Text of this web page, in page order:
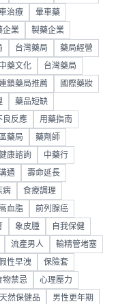
治療 暈車藥
企業 製藥企業
台灣藥局 藥局經營
中藥文化 台灣藥局
鎖藥局推薦 國際藥妝
藥品短缺
良反應 用藥指南
藥局 藥劑師
康諮詢 中藥行
通 壽命延長
病 食療調理
高血脂 前列腺癌
象皮腫 自我保健
流產男人 輸精管堵塞
性早洩 保險套
物禁忌 心理壓力
天然保健品 男性更年期